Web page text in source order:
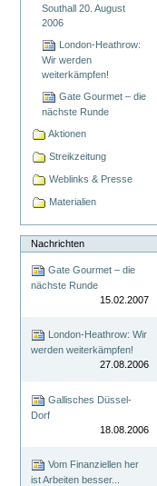
Southall 20. August
2006
London-Heathrow:
Wir werden
weiterkämpfen!
Gate Gourmet – die
nächste Runde
Aktionen
Streikzeitung
Weblinks & Presse
Materialien
Nachrichten
Gate Gourmet – die
nächste Runde
15.02.2007
London-Heathrow: Wir
werden weiterkämpfen!
27.08.2006
Gallisches Düssel-
Dorf
18.08.2006
Vom Finanziellen her
ist Arbeiten besser...